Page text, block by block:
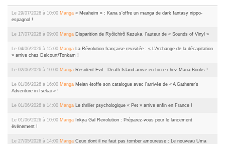
Le 29/07/2026 à 10:00 Manga « Meaheim » : Kana s'offre un manga de dark fantasy nippo-
espagnol !
Le 17/07/2026 à 09:00 Manga Disparition de Ryôichirô Kezuka, l'auteur de « Sounds of Vinyl »
Le 04/06/2026 à 15:00 Manga
La Révolution française revisitée : « L’Archange de la décapitation
» arrive chez Delcourt/Tonkam !
Le 02/06/2026 à 10:00 Manga Resident Evil : Death Island arrive en force chez Mana Books !
Le 01/06/2026 à 16:00 Manga Meian étoffe son catalogue avec l'arrivée de « A Gatherer's
Adventure in Isekai » !
Le 01/06/2026 à 14:00 Manga Le thriller psychologique « Pet » arrive enfin en France !
Le 01/06/2026 à 10:00 Manga Inkya Gal Revolution : Préparez-vous pour le lancement
événement !
Le 27/05/2026 à 14:00 Manga Ceux dont il ne faut pas tomber amoureuse : Le nouveau Uma